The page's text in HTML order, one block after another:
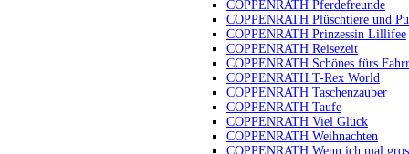
COPPENRATH Pferdefreunde
COPPENRATH Plüschtiere und
COPPENRATH Prinzessin Lillifee
COPPENRATH Reisezeit
COPPENRATH Schönes fürs
COPPENRATH T-Rex World
COPPENRATH Taschenzauber
COPPENRATH Taufe
COPPENRATH Viel Glück
COPPENRATH Weihnachten
COPPENRATH Wenn ich mal